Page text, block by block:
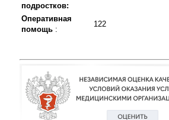
подростков:
Оперативная
помощь :
122